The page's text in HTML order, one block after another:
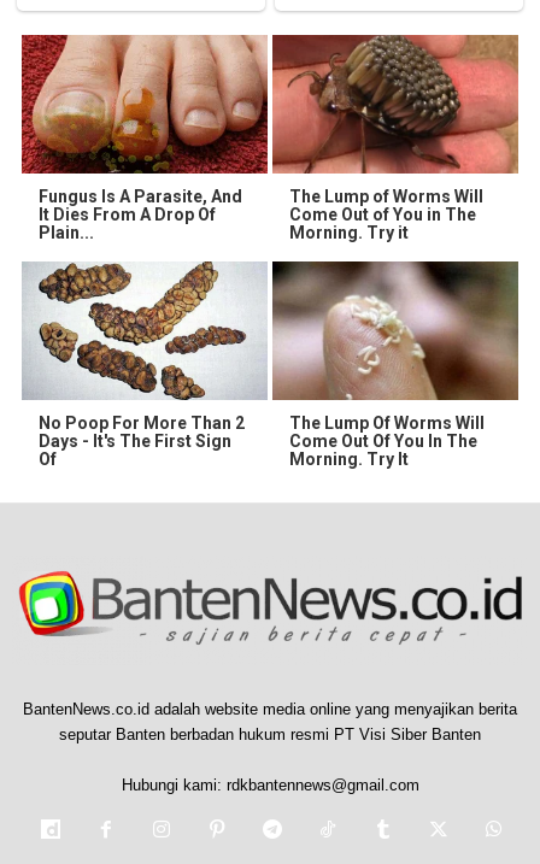
Fungus Is A Parasite, And
It Dies From A Drop Of
Plain...
The Lump of Worms Will
Come Out of You in The
Morning. Try it
No Poop For More Than 2
Days - It's The First Sign
Of
The Lump Of Worms Will
Come Out Of You In The
Morning. Try It
BantenNews.co.id adalah website media online yang menyajikan berita
seputar Banten berbadan hukum resmi PT Visi Siber Banten
Hubungi kami: rdkbantennews@gmail.com